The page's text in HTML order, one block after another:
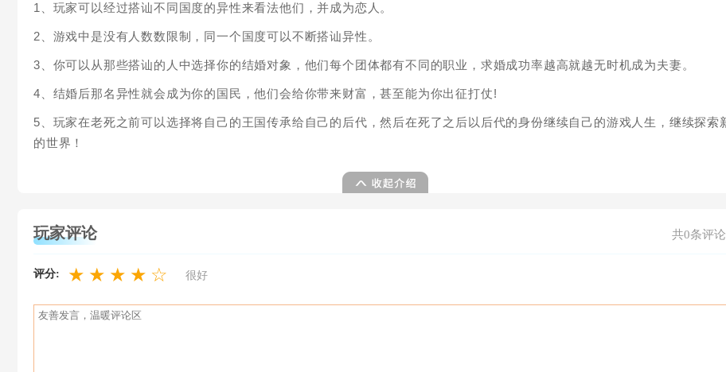
1、玩家可以经过搭讪不同国度的异性来看法他们，并成为恋人。
2、游戏中是没有人数数限制，同一个国度可以不断搭讪异性。
3、你可以从那些搭讪的人中选择你的结婚对象，他们每个团体都有不同的职业，求婚成功率越高就越无时机成为夫妻。
4、结婚后那名异性就会成为你的国民，他们会给你带来财富，甚至能为你出征打仗!
5、玩家在老死之前可以选择将自己的王国传承给自己的后代，然后在死了之后以后代的身份继续自己的游戏人生，继续探索
的世界！
玩家评论 共0条评论
评分: ★ ★ ★ ★ ☆ 很好